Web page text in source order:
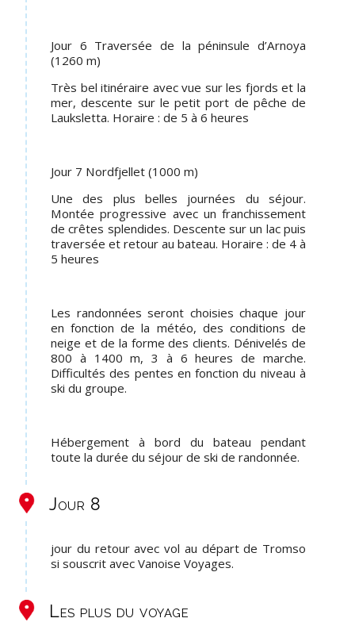
Jour 6 Traversée de la péninsule d’Arnoya
(1260 m)
Très bel itinéraire avec vue sur les fjords et la
mer, descente sur le petit port de pêche de
Lauksletta. Horaire : de 5 à 6 heures
Jour 7 Nordfjellet (1000 m)
Une des plus belles journées du séjour.
Montée progressive avec un franchissement
de crêtes splendides. Descente sur un lac puis
traversée et retour au bateau. Horaire : de 4 à
5 heures
Les randonnées seront choisies chaque jour
en fonction de la météo, des conditions de
neige et de la forme des clients. Dénivelés de
800 à 1400 m, 3 à 6 heures de marche.
Difficultés des pentes en fonction du niveau à
ski du groupe.
Hébergement à bord du bateau pendant
toute la durée du séjour de ski de randonnée.
Jour 8
jour du retour avec vol au départ de Tromso
si souscrit avec Vanoise Voyages.
Les plus du voyage